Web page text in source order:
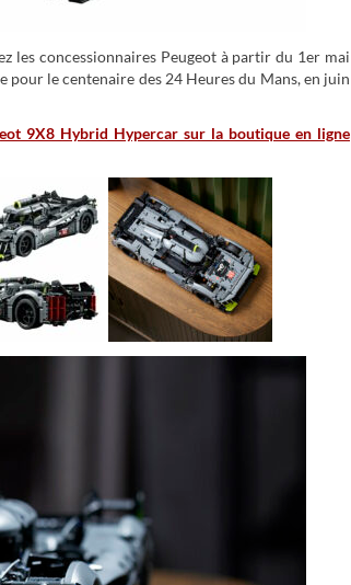
les concessionnaires Peugeot à partir du 1er mai
le centenaire des 24 Heures du Mans, en juin
9X8 Hybrid Hypercar sur la boutique en ligne